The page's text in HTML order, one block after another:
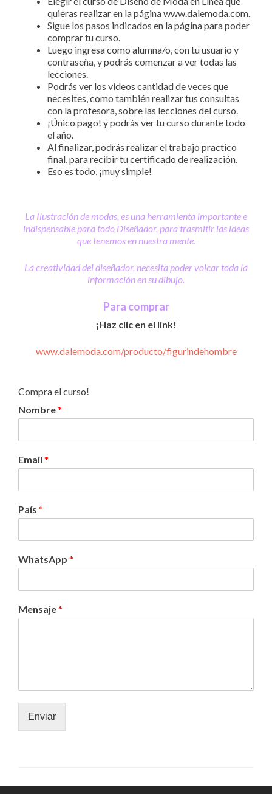
quieras realizar en la página www.dalemoda.com.
Sigue los pasos indicados en la página para poder
comprar tu curso.
Luego ingresa como alumna/o, con tu usuario y
contraseña, y podrás comenzar a ver todas las
lecciones.
Podrás ver los videos cantidad de veces que
necesites, como también realizar tus consultas
con la profesora, sobre las lecciones del curso.
¡Único pago! y podrás ver tu curso durante todo
el año.
Al finalizar, podrás realizar el trabajo practico
final, para recibir tu certificado de realización.
Eso es todo, ¡muy simple!
La Ilustración de modas, es una herramienta importante e
indispensable para todo Diseñador, para trasmitir las ideas
que tenemos en nuestra mente.
La creatividad del diseñador, necesita poder volcar toda la
información en su dibujo.
Para comprar
¡Haz clic en el link!
www.dalemoda.com/producto/figurindehombre
Compra el curso!
Nombre*
Email *
País *
WhatsApp *
Mensaje*
Enviar